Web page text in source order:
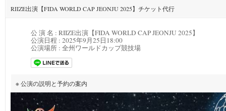
RIIZE出演【FIDA WORLD CAP JEONJU 2025】チケット代行
公 演 名 : RIIZE出演【FIDA WORLD CAP JEONJU 2025】
公演日程 : 2025年9月25日18:00
公演場所 : 全州ワールドカップ競技場
※ 公演の説明と予約の案内